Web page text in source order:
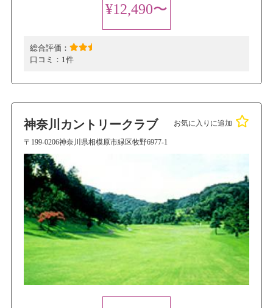
¥12,490〜
総合評価：
口コミ： 1件
神奈川カントリークラブ
〒199-0206神奈川県相模原市緑区牧野6977-1
お気に入りに追加